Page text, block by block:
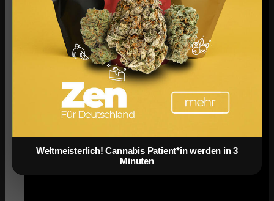
Weltmeisterlich! Cannabis Patient*in werden in 3
Minuten